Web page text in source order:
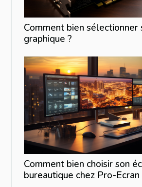
Comment bien sélectionner
graphique ?
Comment bien choisir son
bureautique chez Pro-Ecran